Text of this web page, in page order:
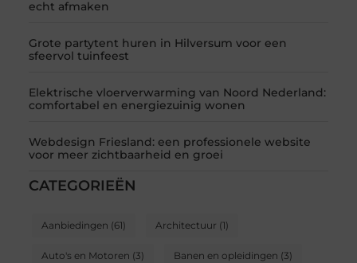
echt afmaken
Grote partytent huren in Hilversum voor een
sfeervol tuinfeest
Elektrische vloerverwarming van Noord Nederland:
comfortabel en energiezuinig wonen
Webdesign Friesland: een professionele website
voor meer zichtbaarheid en groei
CATEGORIEËN
Aanbiedingen (61) Architectuur (1)
Auto's en Motoren (3) Banen en opleidingen (3)